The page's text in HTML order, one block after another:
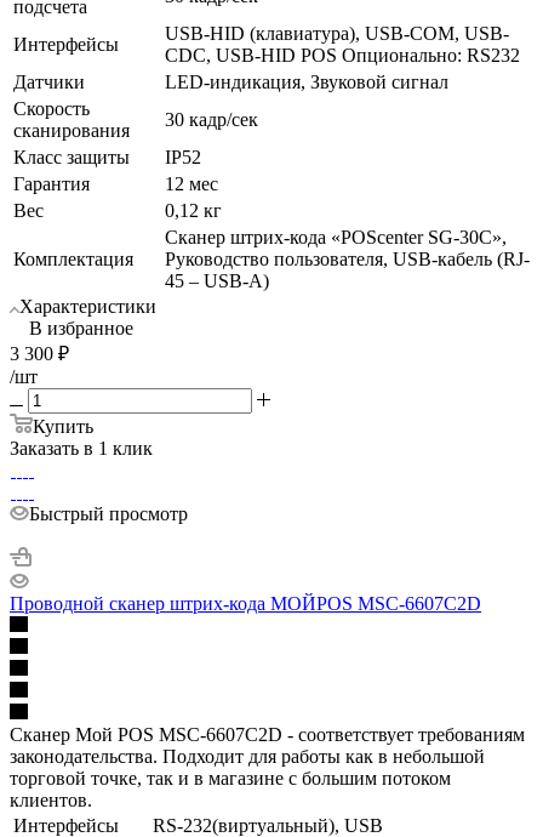
подсчета
Интерфейсы
USB-HID (клавиатура), USB-COM, USB-
CDC, USB-HID POS Опционально: RS232
Датчики
LED-индикация, Звуковой сигнал
Скорость
сканирования
30 кадр/сек
Класс защиты
IP52
Гарантия
12 мес
Вес
0,12 кг
Комплектация
Сканер штрих-кода «POScenter SG-30C»,
Руководство пользователя, USB-кабель (RJ-
45 – USB-A)
Характеристики
В избранное
3 300 ₽
/шт
Купить
Заказать в 1 клик
Быстрый просмотр
Проводной сканер штрих-кода МОЙPOS MSC-6607C2D
Сканер Мой POS MSC-6607C2D - соответствует требованиям
законодательства. Подходит для работы как в небольшой
торговой точке, так и в магазине с большим потоком
клиентов.
Интерфейсы
RS-232(виртуальный), USB